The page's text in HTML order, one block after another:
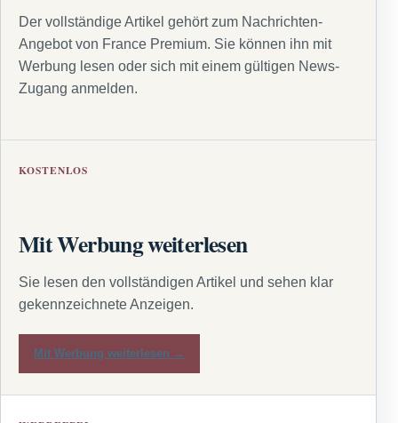
Der vollständige Artikel gehört zum Nachrichten-
Angebot von France Premium. Sie können ihn mit
Werbung lesen oder sich mit einem gültigen News-
Zugang anmelden.
KOSTENLOS
Mit Werbung weiterlesen
Sie lesen den vollständigen Artikel und sehen klar
gekennzeichnete Anzeigen.
Mit Werbung weiterlesen →